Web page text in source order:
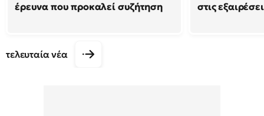
έρευνα που προκαλεί συζήτηση
στις
τελευταία νέα